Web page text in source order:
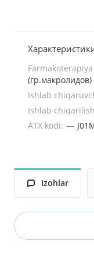
(гр.макролидов)
Ishlab
Ishlab
ATX kodi: —
Izohlar